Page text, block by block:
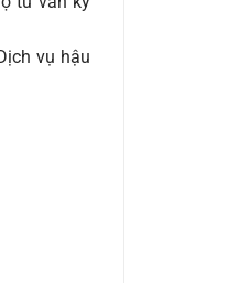
vụ hậu